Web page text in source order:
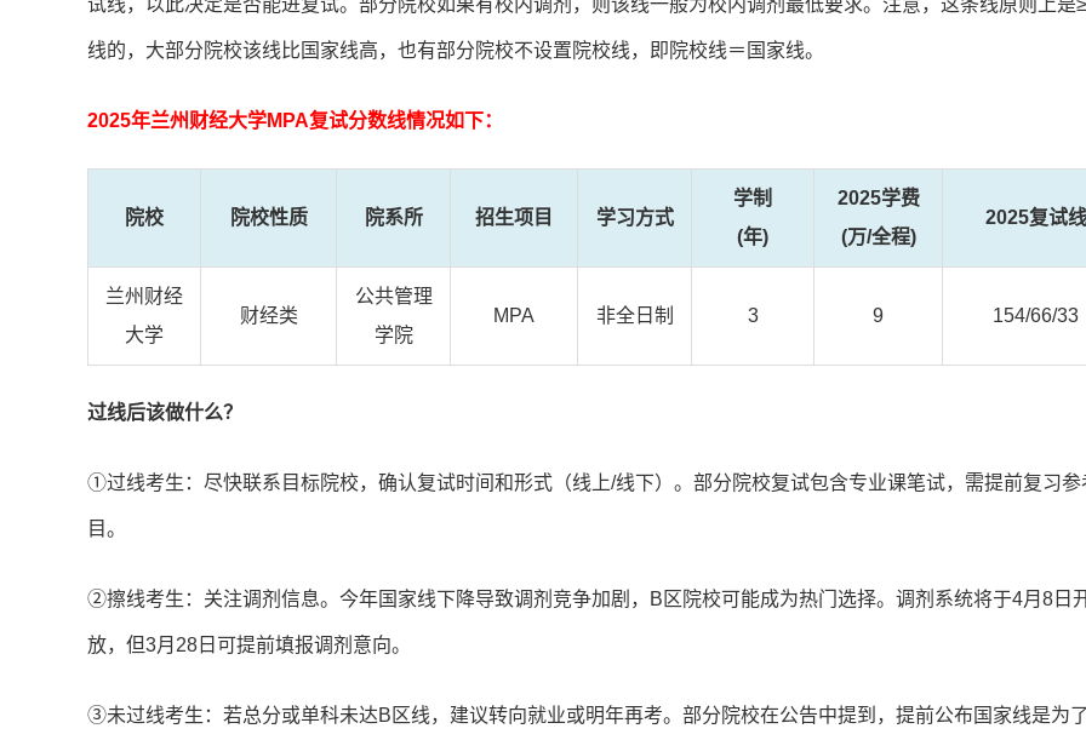
试线，以此决定是否能进复试。部分院校如果有校内调剂，则该线一般为校内调剂最低要求。注意，这条线原则上是
线的，大部分院校该线比国家线高，也有部分院校不设置院校线，即院校线＝国家线。
2025年兰州财经大学MPA复试分数线情况如下：
院校 院校性质 院系所 招生项目 学习方式
学制
(年)
2025学费
(万/全程)
2025复试线
兰州财经
大学
财经类
公共管理
学院
MPA 非全日制 3 9 154/66/33
过线后该做什么？
①过线考生：尽快联系目标院校，确认复试时间和形式（线上/线下）。部分院校复试包含专业课笔试，需提前复习参
目。
②擦线考生：关注调剂信息。今年国家线下降导致调剂竞争加剧，B区院校可能成为热门选择。调剂系统将于4月8日
放，但3月28日可提前填报调剂意向。
③未过线考生：若总分或单科未达B区线，建议转向就业或明年再考。部分院校在公告中提到，提前公布国家线是为